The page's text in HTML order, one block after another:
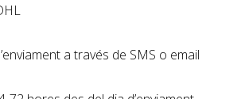
a través de SMS o email